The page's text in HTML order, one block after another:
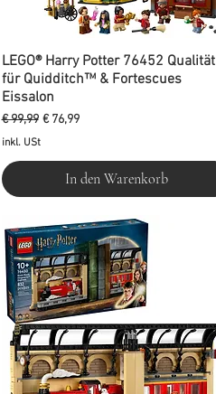
LEGO® Harry Potter 76452 Qualität
für Quidditch™ & Fortescues
Eissalon
Standardpreis
€ 99,99 Sale-Preis
€ 76,99
inkl. USt
In den Warenkorb